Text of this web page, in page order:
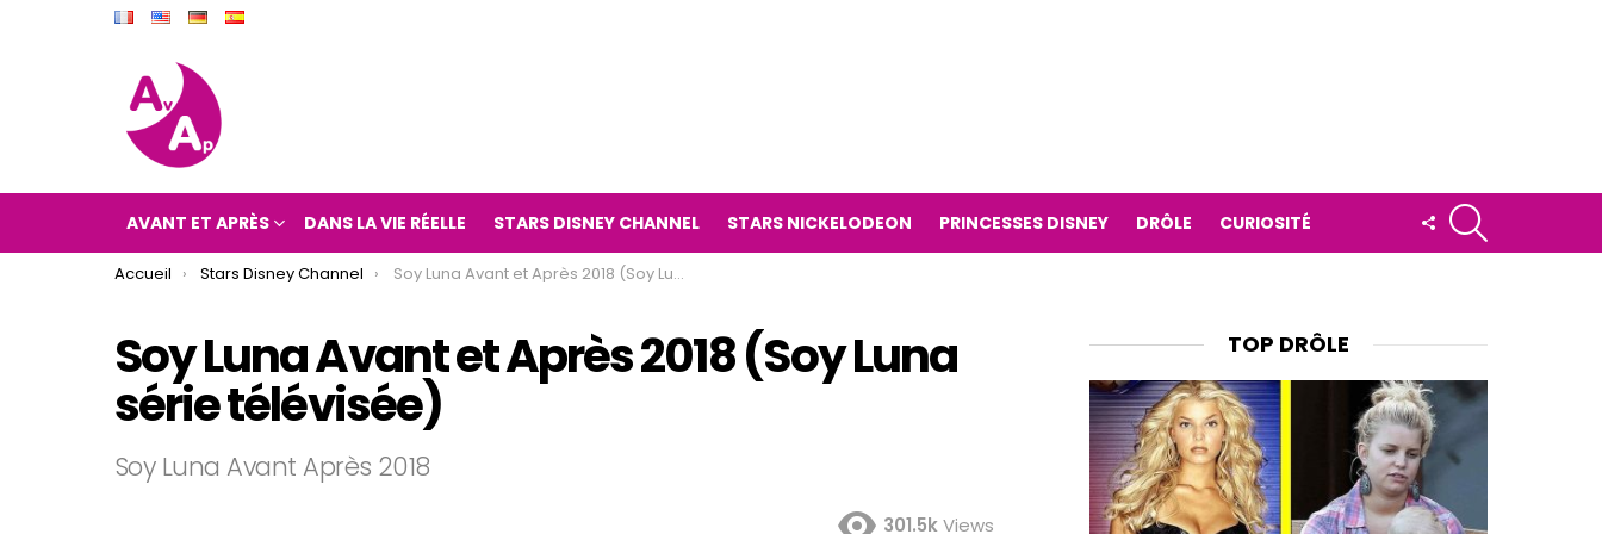
AVANT ET APRÈS DANS LA VIE RÉELLE STARS DISNEY CHANNEL STARS NICKELODEON PRINCESSES DISNEY DRÔLE CURIOSITÉ
FOLLOW
US
You are here:
Accueil Stars Disney Channel Soy Luna Avant et Après 2018 (Soy Luna série télévisée)
Soy Luna Avant et Après 2018 (Soy Luna
série télévisée)
Soy Luna Avant Après 2018
301.5kViews
TOP DRÔLE